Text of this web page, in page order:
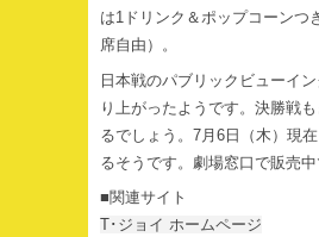
は1ドリンク＆ポップコーンつ
席自由）。
日本戦のパブリックビューイ
り上がったようです。決勝戦
るでしょう。7月6日（木）現
るそうです。劇場窓口で販売中
■関連サイト
T･ジョイ ホームページ